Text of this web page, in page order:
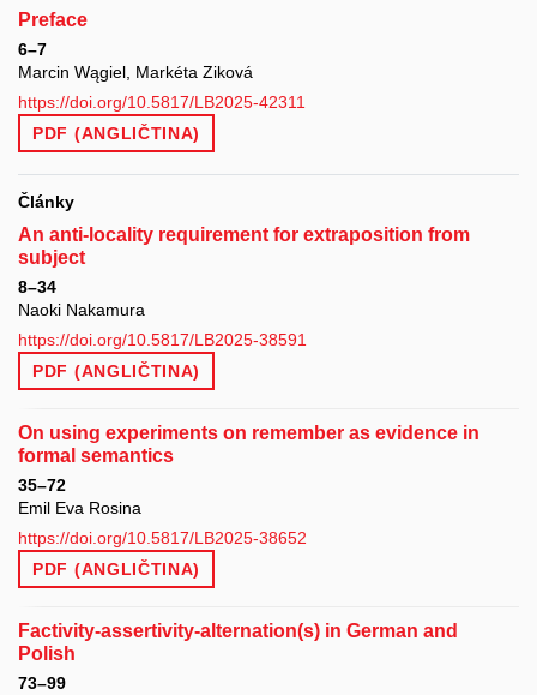
Preface
6–7
Marcin Wągiel, Markéta Ziková
https://doi.org/10.5817/LB2025-42311
PDF (ANGLIČTINA)
Články
An anti-locality requirement for extraposition from
subject
8–34
Naoki Nakamura
https://doi.org/10.5817/LB2025-38591
PDF (ANGLIČTINA)
On using experiments on remember as evidence in
formal semantics
35–72
Emil Eva Rosina
https://doi.org/10.5817/LB2025-38652
PDF (ANGLIČTINA)
Factivity-assertivity-alternation(s) in German and
Polish
73–99